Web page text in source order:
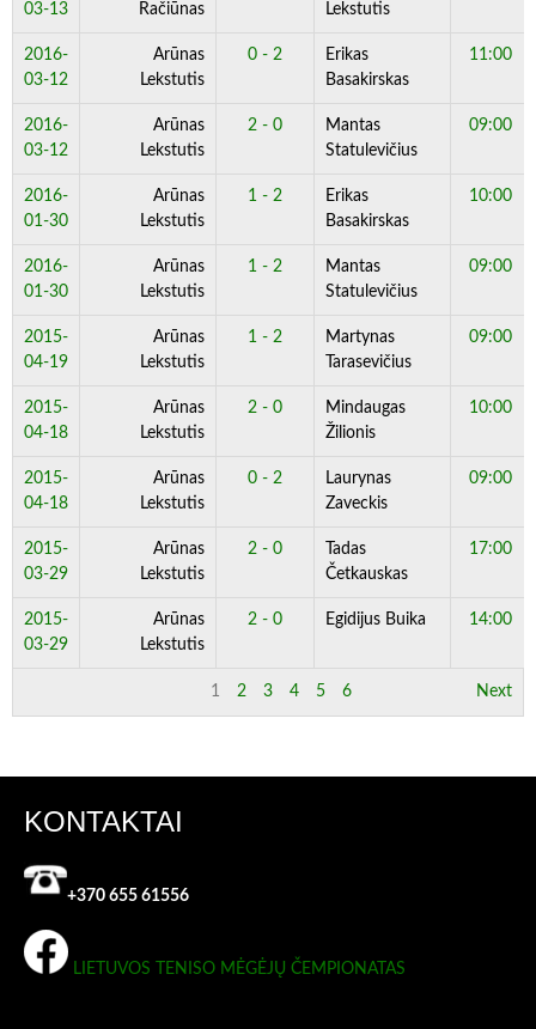
03-13
Račiūnas
Lekstutis
2016-
03-12
Arūnas
Lekstutis
0 - 2
Erikas
Basakirskas
11:00
2016-
03-12
Arūnas
Lekstutis
2 - 0
Mantas
Statulevičius
09:00
2016-
01-30
Arūnas
Lekstutis
1 - 2
Erikas
Basakirskas
10:00
2016-
01-30
Arūnas
Lekstutis
1 - 2
Mantas
Statulevičius
09:00
2015-
04-19
Arūnas
Lekstutis
1 - 2
Martynas
Tarasevičius
09:00
2015-
04-18
Arūnas
Lekstutis
2 - 0
Mindaugas
Žilionis
10:00
2015-
04-18
Arūnas
Lekstutis
0 - 2
Laurynas
Zaveckis
09:00
2015-
03-29
Arūnas
Lekstutis
2 - 0
Tadas
Četkauskas
17:00
2015-
03-29
Arūnas
Lekstutis
2 - 0 Egidijus Buika 14:00
1 2 3 4 5 6 Next
KONTAKTAI
+370 655 61556
LIETUVOS TENISO MĖGĖJŲ ČEMPIONATAS